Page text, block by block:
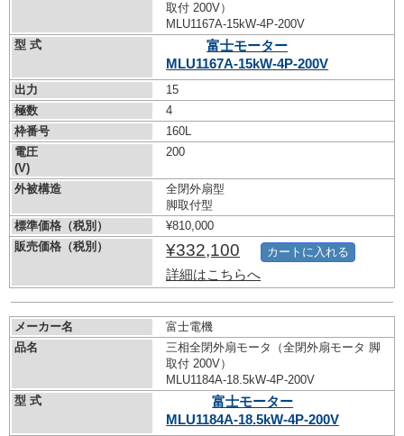
取付 200V）
MLU1167A-15kW-4P-200V
型 式
富士モーター
MLU1167A-15kW-4P-200V
出力
15
極数
4
枠番号
160L
電圧
(V)
200
外被構造
全閉外扇型
脚取付型
標準価格（税別）
¥810,000
販売価格（税別）
¥332,100
詳細はこちらへ
カートに入れる
メーカー名
富士電機
品名
三相全閉外扇モータ（全閉外扇モータ 脚
取付 200V）
MLU1184A-18.5kW-4P-200V
型 式
富士モーター
MLU1184A-18.5kW-4P-200V